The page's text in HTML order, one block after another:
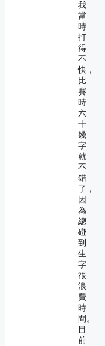
我
當
時
打
得
不
快，
比
賽
時
六
十
幾
字
就
不
錯
了，
因
為
總
碰
到
生
字
很
浪
費
時
間。
目
前